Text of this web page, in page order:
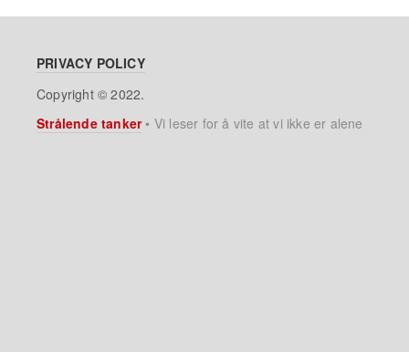
PRIVACY POLICY
Copyright © 2022.
Strålende tanker• Vi leser for å vite at vi ikke er alene